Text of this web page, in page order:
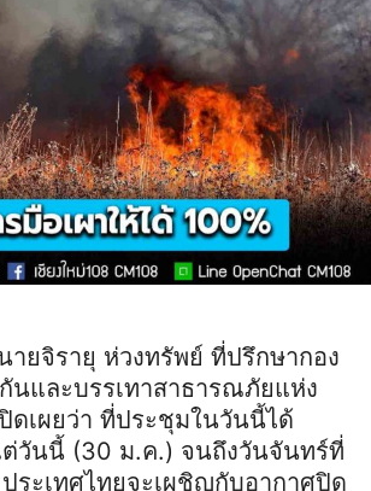
ยจิรายุ ห่วงทรัพย์ ที่ปรึกษากอง
นและบรรเทาสาธารณภัยแห่ง
ดเผยว่า ที่ประชุมในวันนี้ได้
ต่วันนี้ (30 ม.ค.) จนถึงวันจันทร์ที่
ระเทศไทยจะเผชิญกับอากาศปิด